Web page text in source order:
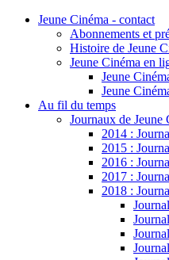
Jeune Cinéma - contact
Abonnements et
Histoire de Jeune
Jeune Cinéma en
Jeune
Jeune
Au fil du temps
Journaux de
2014 :
2015 :
2016 :
2017 :
2018 :